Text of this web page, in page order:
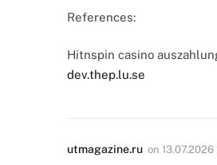
References:
Hitnspin casino
dev.thep.lu.se
utmagazine.ru on 13.07.2026